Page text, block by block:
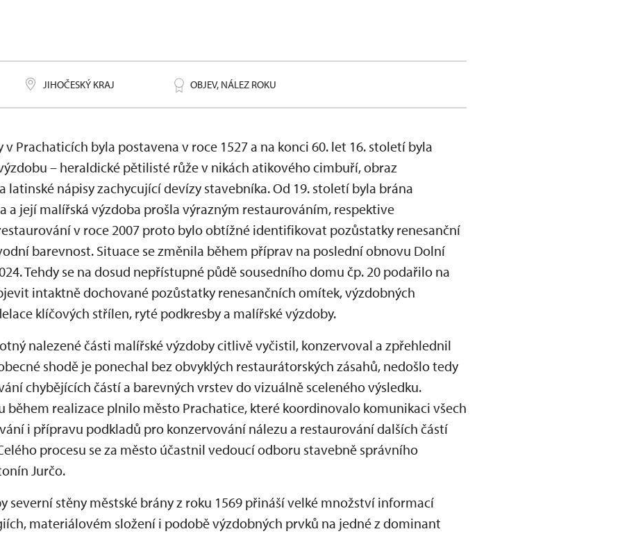
JIHOČESKÝ KRAJ OBJEV, NÁLEZ ROKU
Prachaticích byla postavena v roce 1527 a na konci 60. let 16. století byla
– heraldické pětilisté růže v nikách atikového cimbuří, obraz
latinské nápisy zachycující devízy stavebníka. Od 19. století byla brána
a její malířská výzdoba prošla výrazným restaurováním, respektive
v roce 2007 proto bylo obtížné identifikovat pozůstatky renesanční
barevnost. Situace se změnila během příprav na poslední obnovu Dolní
Tehdy se na dosud nepřístupné půdě sousedního domu čp. 20 podařilo na
intaktně dochované pozůstatky renesančních omítek, výzdobných
klíčových střílen, ryté podkresby a malířské výzdoby.
nalezené části malířské výzdoby citlivě vyčistil, konzervoval a zpřehlednil
shodě je ponechal bez obvyklých restaurátorských zásahů, nedošlo tedy
chybějících částí a barevných vrstev do vizuálně sceleného výsledku.
během realizace plnilo město Prachatice, které koordinovalo komunikaci všech
i přípravu podkladů pro konzervování nálezu a restaurování dalších částí
procesu se za město účastnil vedoucí odboru stavebně správního
Jurčo.
severní stěny městské brány z roku 1569 přináší velké množství informací
materiálovém složení i podobě výzdobných prvků na jedné z dominant